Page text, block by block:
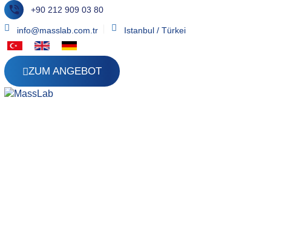
+90 212 909 03 80
info@masslab.com.tr Istanbul / Türkei
ZUM ANGEBOT